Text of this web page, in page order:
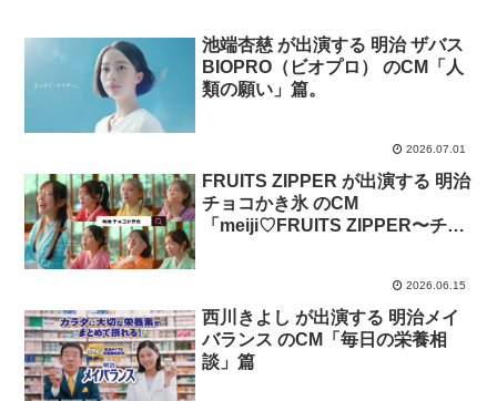
池端杏慈 が出演する 明治 ザバス
BIOPRO（ビオプロ） のCM「人
類の願い」篇。
2026.07.01
FRUITS ZIPPER が出演する 明治
チョコかき氷 のCM
「meiji♡FRUITS ZIPPER〜チョ
2026.06.15
西川きよし が出演する 明治メイ
バランス のCM「毎日の栄養相
談」篇